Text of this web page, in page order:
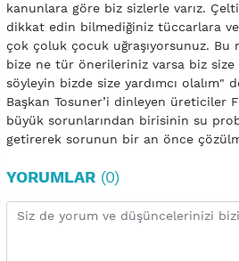
kanunlara göre biz sizlerle varız.
dikkat edin bilmediğiniz tüccarlara
çok çoluk çocuk uğraşıyorsunuz.
bize ne tür önerileriniz varsa biz size
söyleyin bizde size yardımcı olalım"
Başkan Tosuner’i dinleyen üreticiler
büyük sorunlarından birisinin su
getirerek sorunun bir an önce
YORUMLAR (0)